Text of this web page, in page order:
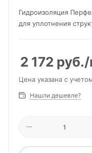
Гидроизоляция
для уплотнения
2 172 руб.
Цена указана с
Нашли дешевле?